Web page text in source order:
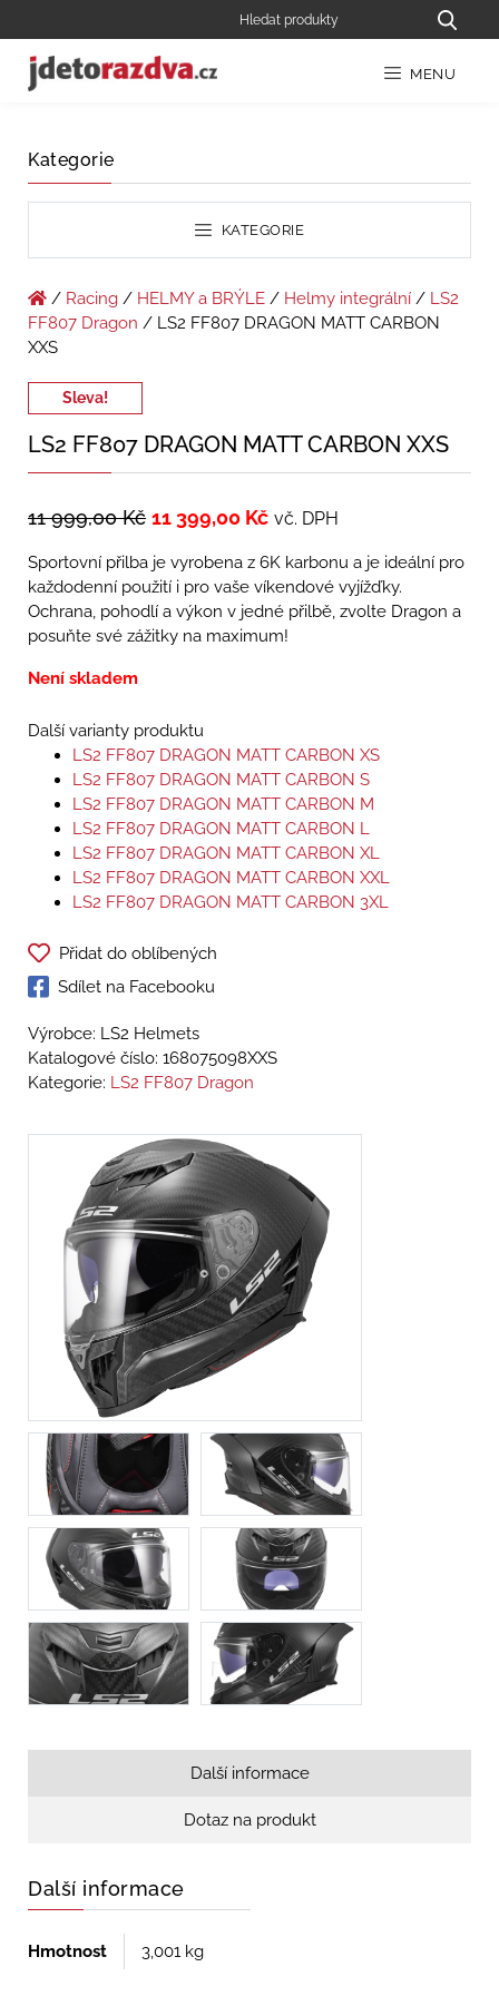
MENU
Kategorie
KATEGORIE
/ Racing / HELMY a BRÝLE / Helmy integrální / LS2
FF807 Dragon / LS2 FF807 DRAGON MATT CARBON
XXS
Sleva!
LS2 FF807 DRAGON MATT CARBON XXS
11 999,00Kč 11 399,00 Kč vč. DPH
Sportovní přilba je vyrobena z 6K karbonu a je ideální pro
každodenní použití i pro vaše víkendové vyjížďky.
Ochrana, pohodlí a výkon v jedné přilbě, zvolte Dragon a
posuňte své zážitky na maximum!
Není skladem
Další varianty produktu
LS2 FF807 DRAGON MATT CARBON XS
LS2 FF807 DRAGON MATT CARBON S
LS2 FF807 DRAGON MATT CARBON M
LS2 FF807 DRAGON MATT CARBON L
LS2 FF807 DRAGON MATT CARBON XL
LS2 FF807 DRAGON MATT CARBON XXL
LS2 FF807 DRAGON MATT CARBON 3XL
Přidat do oblíbených
Sdílet na Facebooku
Výrobce: LS2 Helmets
Katalogové číslo: 168075098XXS
Kategorie: LS2 FF807 Dragon
Další informace
Dotaz na produkt
Další informace
Hmotnost 3,001 kg